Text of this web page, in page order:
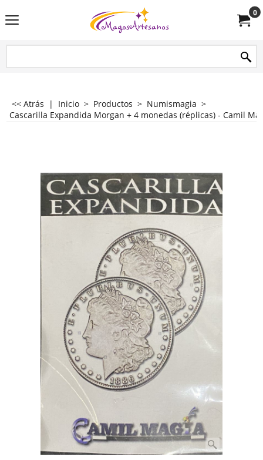
0
<< Atrás | Inicio > Productos > Numismagia >
Cascarilla Expandida Morgan + 4 monedas (réplicas) - Camil